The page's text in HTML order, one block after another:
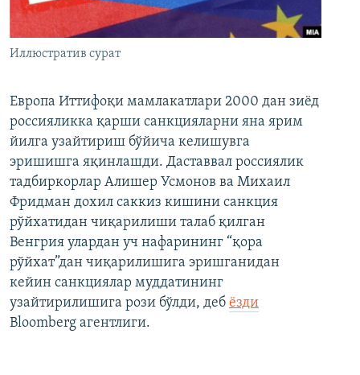
Иллюстратив сурат
Европа Иттифоқи мамлакатлари 2000 дан зиёд
россияликка қарши санкцияларни яна ярим
йилга узайтириш бўйича келишувга
эришишга яқинлашди. Даставвал россиялик
тадбиркорлар Алишер Усмонов ва Михаил
Фридман дохил саккиз кишини санкция
рўйхатидан чиқарилиши талаб қилган
Венгрия улардан уч нафарининг “қора
рўйхат”дан чиқарилишига эришганидан
кейин санкциялар муддатининг
узайтирилишига рози бўлди, деб ёзди
Bloomberg агентлиги.